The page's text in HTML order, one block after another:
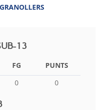
13
FG
PUNTS
0 0